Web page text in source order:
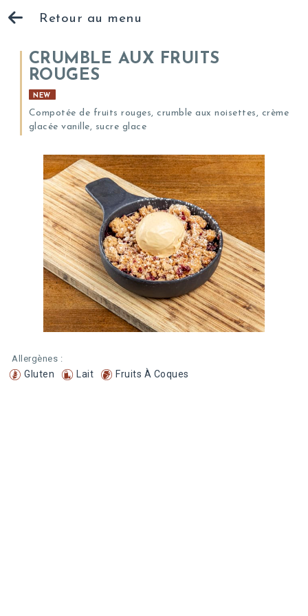
Retour au menu
CRUMBLE AUX FRUITS
ROUGES
NEW
Compotée de fruits rouges, crumble aux noisettes, crème
glacée vanille, sucre glace
Allergènes :
Gluten Lait Fruits À Coques